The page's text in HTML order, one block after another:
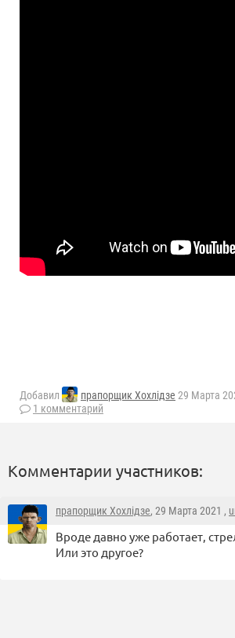
Добавил прапорщик Хохлідзе 29 Марта
1 комментарий
Комментарии участников:
прапорщик Хохлідзе, 29 Марта 2021 ,
Вроде давно уже работает,
Или это другое?